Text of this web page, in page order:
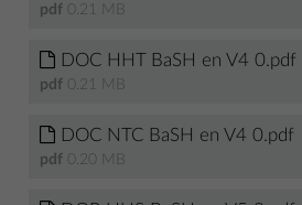
pdf 0.21 MB
DOC HHT BaSH en V4 0.pdf
pdf 0.21 MB
DOC NTC BaSH en V4 0.pdf
pdf 0.20 MB